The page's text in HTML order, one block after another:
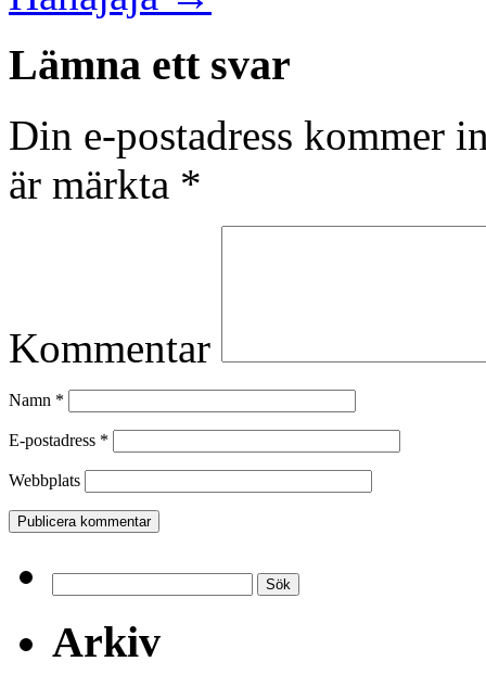
Lämna ett svar
Din e-postadress kommer
är märkta *
Kommentar
Namn *
E-postadress *
Webbplats
efter:
Arkiv